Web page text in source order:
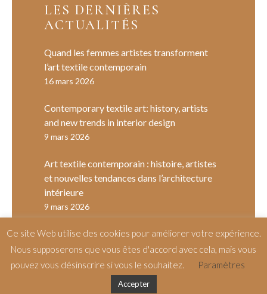
LES DERNIÈRES
ACTUALITÉS
Quand les femmes artistes transforment
l’art textile contemporain
16 mars 2026
Contemporary textile art: history, artists
and new trends in interior design
9 mars 2026
Art textile contemporain : histoire, artistes
et nouvelles tendances dans l’architecture
intérieure
9 mars 2026
– bySalt & Paper
Ce site Web utilise des cookies pour améliorer votre expérience.
Nous supposerons que vous êtes d'accord avec cela, mais vous
pouvez vous désinscrire si vous le souhaitez.
Paramètres
Accepter